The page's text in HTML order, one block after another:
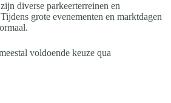
diverse parkeerterreinen en
grote evenementen en marktdagen
voldoende keuze qua